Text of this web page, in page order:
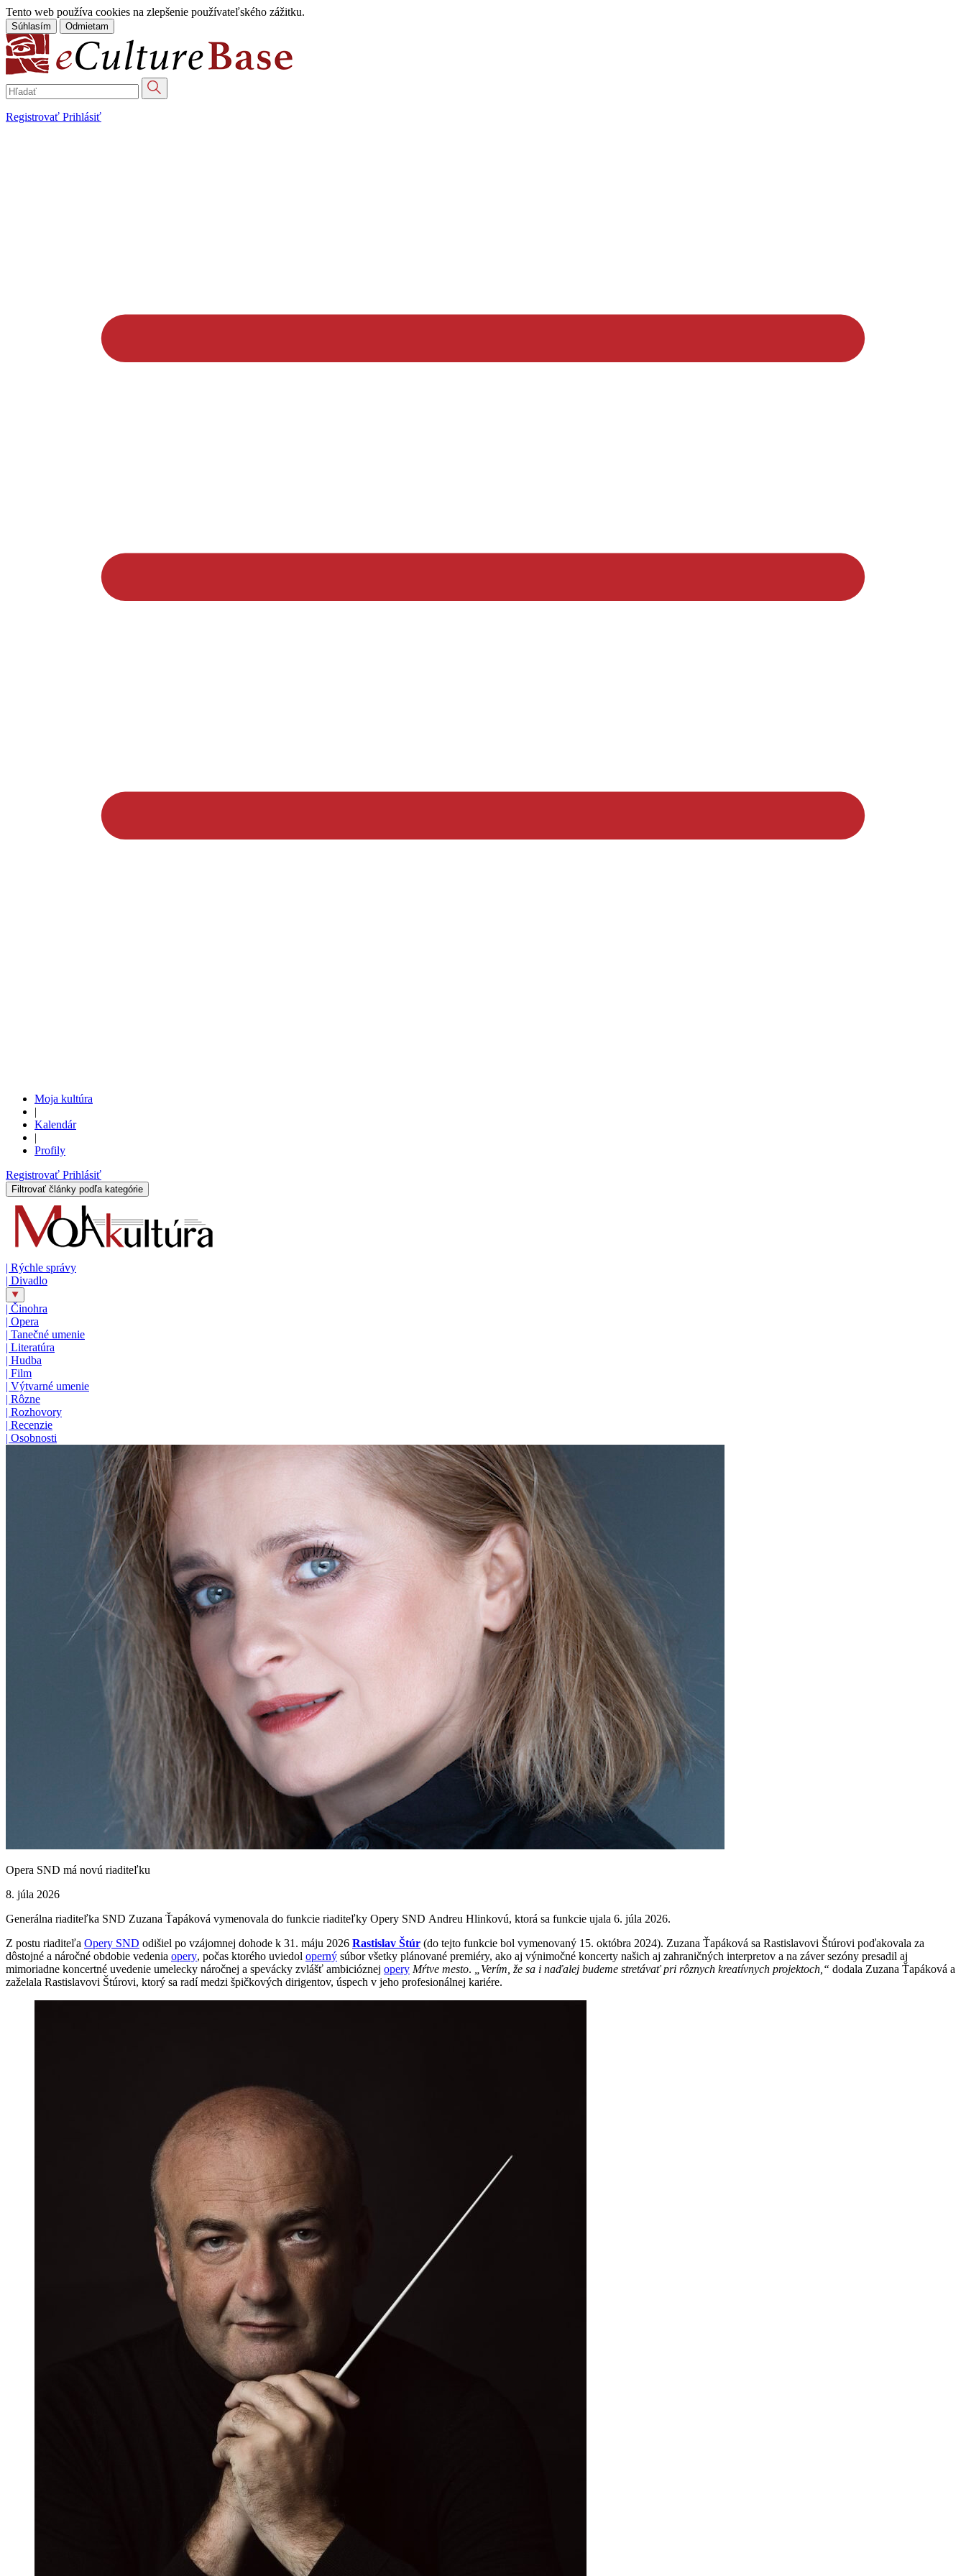
Tento web používa cookies na zlepšenie používateľského zážitku.
Súhlasím Odmietam
Registrovať Prihlásiť
Moja kultúra
|
Kalendár
|
Profily
Registrovať Prihlásiť
Filtrovať články podľa kategórie
| Rýchle správy
| Divadlo
| Činohra
| Opera
| Tanečné umenie
| Literatúra
| Hudba
| Film
| Výtvarné umenie
| Rôzne
| Rozhovory
| Recenzie
| Osobnosti
Opera SND má novú riaditeľku
8. júla 2026
Generálna riaditeľka SND Zuzana Ťapáková vymenovala do funkcie riaditeľky Opery SND Andreu Hlinkovú, ktorá sa funkcie ujala 6. júla 2026.
Z postu riaditeľa Opery SND odišiel po vzájomnej dohode k 31. máju 2026 Rastislav Štúr (do tejto funkcie bol vymenovaný 15. októbra 2024). Zuzana Ťapáková sa Rastislavovi Štúrovi poďakovala za
dôstojné a náročné obdobie vedenia opery, počas ktorého uviedol operný súbor všetky plánované premiéry, ako aj výnimočné koncerty našich aj zahraničných interpretov a na záver sezóny presadil aj
mimoriadne koncertné uvedenie umelecky náročnej a spevácky zvlášť ambicióznej opery Mŕtve mesto. „Verím, že sa i naďalej budeme stretávať pri rôznych kreatívnych projektoch,“ dodala Zuzana Ťapáková a
zaželala Rastislavovi Štúrovi, ktorý sa radí medzi špičkových dirigentov, úspech v jeho profesionálnej kariére.